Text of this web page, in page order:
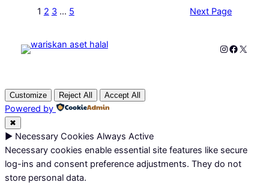
1 2 3 … 5 Next Page
Instagram
X
Customize Reject All Accept All
Powered by
✖
► Necessary Cookies Always Active
Necessary cookies enable essential site features like secure
log-ins and consent preference adjustments. They do not
store personal data.